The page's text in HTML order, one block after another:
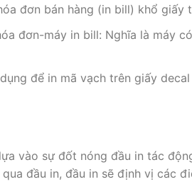
đơn bán hàng (in bill) khổ giấy
đơn-máy in bill: Nghĩa là máy
để in mã vạch trên giấy
vào sự đốt nóng đầu in tác
đầu in, đầu in sẽ định vị các